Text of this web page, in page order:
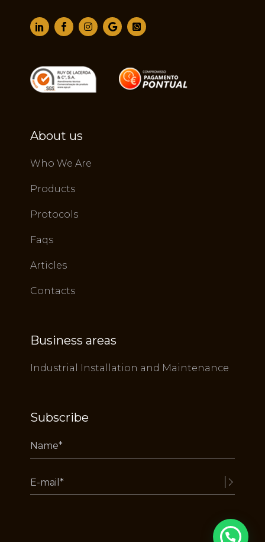
About us
Who We Are
Products
Protocols
Faqs
Articles
Contacts
Business areas
Industrial Installation and Maintenance
Subscribe